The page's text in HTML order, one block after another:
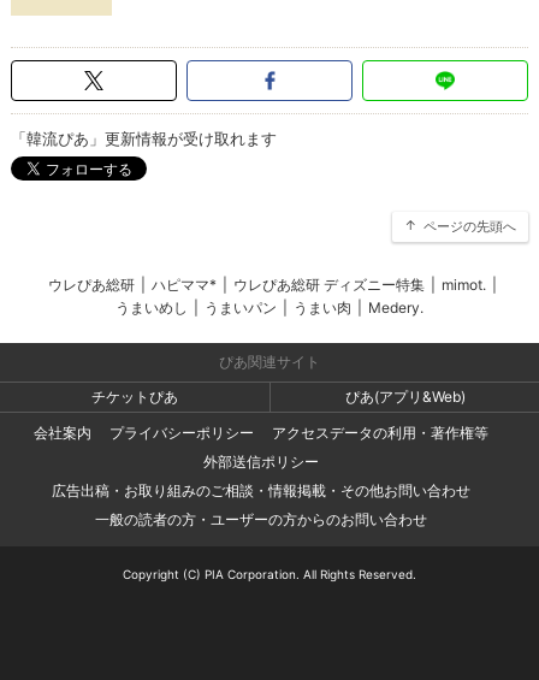
「韓流ぴあ」更新情報が受け取れます
ページの先頭へ
ウレぴあ総研 ハピママ* ウレぴあ総研 ディズニー特集 mimot.
うまいめし
うまいパン うまい肉 Medery.
ぴあ関連サイト
チケットぴあ
ぴあ(アプリ&Web)
会社案内
プライバシーポリシー
アクセスデータの利用・著作権等
外部送信ポリシー
広告出稿・お取り組みのご相談・情報掲載・その他お問い合わせ
一般の読者の方・ユーザーの方からのお問い合わせ
Copyright (C) PIA Corporation. All Rights Reserved.